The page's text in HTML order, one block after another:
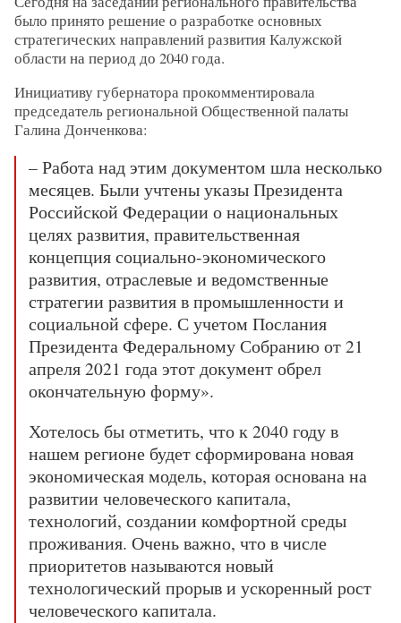
было принято решение о разработке основных
стратегических направлений развития Калужской
области на период до 2040 года.
Инициативу губернатора прокомментировала
председатель региональной Общественной палаты
Галина Донченкова:
– Работа над этим документом шла несколько
месяцев. Были учтены указы Президента
Российской Федерации о национальных
целях развития, правительственная
концепция социально-экономического
развития, отраслевые и ведомственные
стратегии развития в промышленности и
социальной сфере. С учетом Послания
Президента Федеральному Собранию от 21
апреля 2021 года этот документ обрел
окончательную форму».
Хотелось бы отметить, что к 2040 году в
нашем регионе будет сформирована новая
экономическая модель, которая основана на
развитии человеческого капитала,
технологий, создании комфортной среды
проживания. Очень важно, что в числе
приоритетов называются новый
технологический прорыв и ускоренный рост
человеческого капитала.